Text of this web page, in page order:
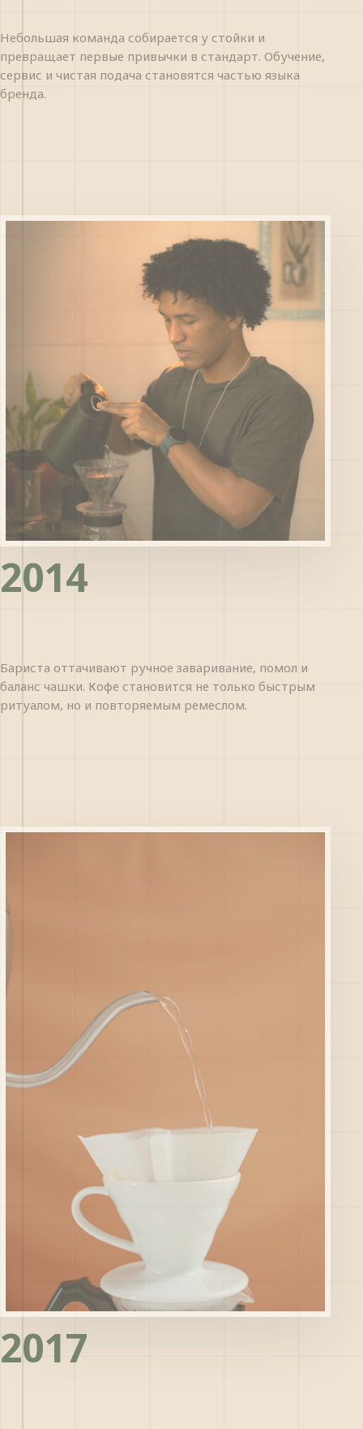
Небольшая команда собирается у стойки и
превращает первые привычки в стандарт. Обучение,
сервис и чистая подача становятся частью языка
бренда.
2014
Бариста оттачивают ручное заваривание, помол и
баланс чашки. Кофе становится не только быстрым
ритуалом, но и повторяемым ремеслом.
2017